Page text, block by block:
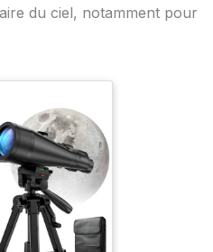
du ciel, notamment pour